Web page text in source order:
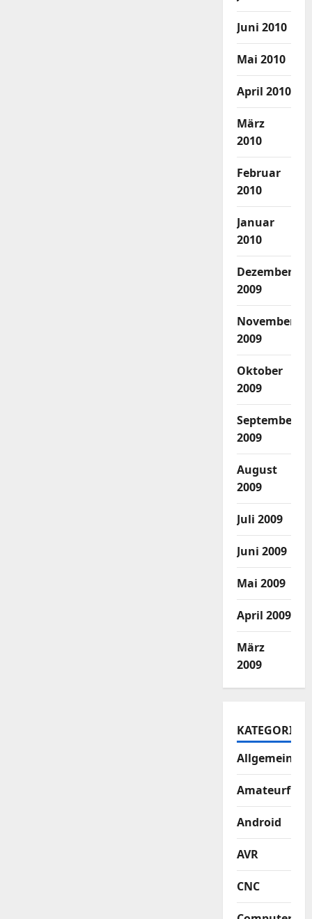
Juni 2010
Mai 2010
April 2010
März
2010
Februar
2010
Januar
2010
Dezember
2009
November
2009
Oktober
2009
September
2009
August
2009
Juli 2009
Juni 2009
Mai 2009
April 2009
März
2009
KATEGORIEN
Allgemein
Amateurfunk
Android
AVR
CNC